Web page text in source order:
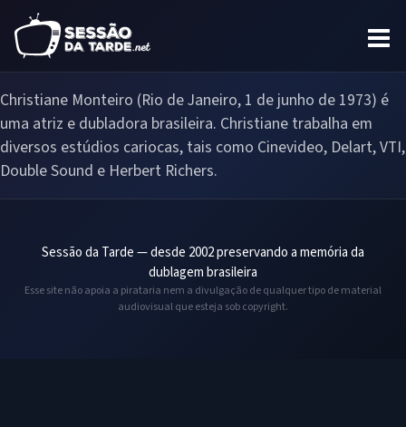
Christiane Monteiro (Rio de Janeiro, 1 de junho de 1973) é
uma atriz e dubladora brasileira. Christiane trabalha em
diversos estúdios cariocas, tais como Cinevideo, Delart, VTI,
Double Sound e Herbert Richers.
Sessão da Tarde — desde 2002 preservando a memória da
dublagem brasileira
Esse site não apoia a pirataria nem a divulgação de qualquer tipo de material
audiovisual que esteja sob copyright.